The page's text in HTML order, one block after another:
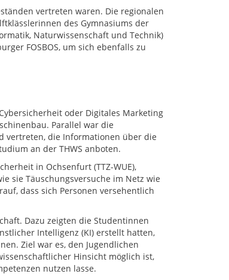
vertreten waren. Die regionalen
des Gymnasiums der
Naturwissenschaft und Technik)
FOSBOS, um sich ebenfalls zu
oder Digitales Marketing
Parallel war die
vertreten, die Informationen über die
an der THWS anboten.
in Ochsenfurt (TTZ-WUE),
sie Täuschungsversuche im Netz wie
dass sich Personen versehentlich
Dazu zeigten die Studentinnen
Intelligenz (KI) erstellt hatten,
Ziel war es, den Jugendlichen
Hinsicht möglich ist,
nutzen lasse.